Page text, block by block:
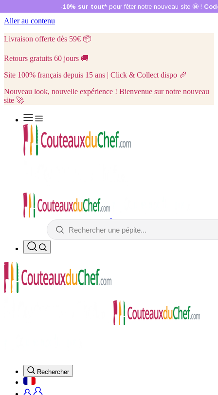
Aller au contenu
Livraison offerte dès 59€ 📦
Retours gratuits 60 jours 🚚
Site 100% français depuis 15 ans | Click & Collect dispo 🥖
Nouveau look, nouvelle expérience ! Bienvenue sur notre nouveau
site 🚀
Rechercher